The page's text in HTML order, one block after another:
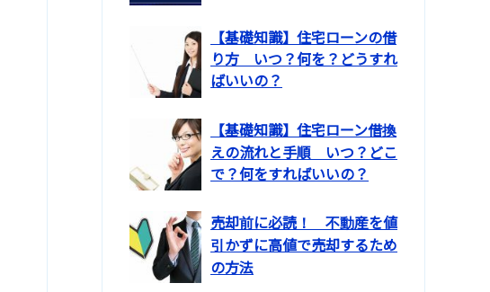
【基礎知識】住宅ローンの借
り方 いつ？何を？どうすれ
ばいいの？
【基礎知識】住宅ローン借換
えの流れと手順 いつ？どこ
で？何をすればいいの？
売却前に必読！ 不動産を値
引かずに高値で売却するため
の方法